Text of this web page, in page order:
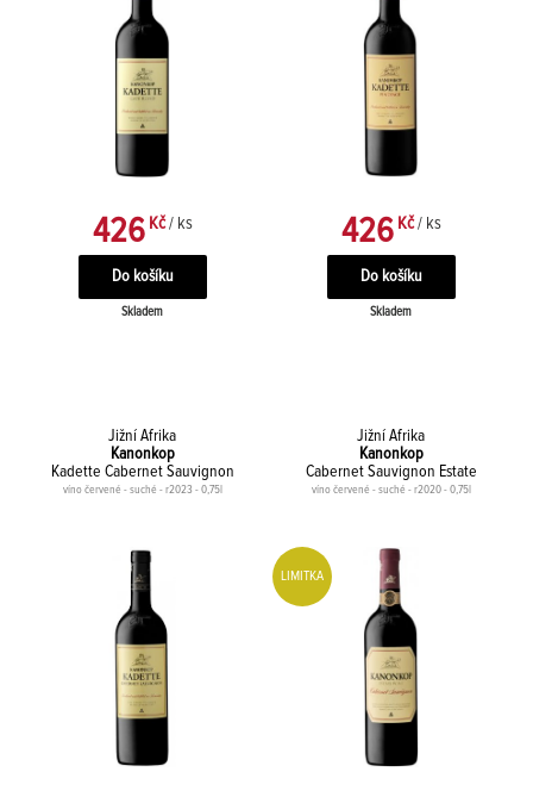
426 Kč / ks
Skladem
426 Kč / ks
Skladem
Jižní Afrika
Kanonkop
Kadette Cabernet Sauvignon
víno červené - suché - r2023 - 0,75l
Jižní Afrika
Kanonkop
Cabernet Sauvignon Estate
víno červené - suché - r2020 - 0,75l
LIMITKA